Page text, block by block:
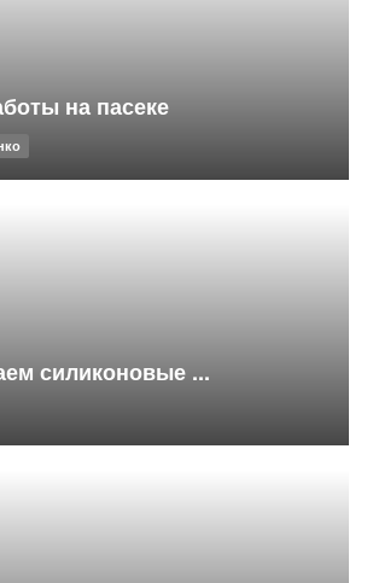
на пасеке
силиконовые ...